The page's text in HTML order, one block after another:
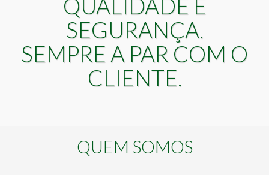
QUALIDADE E
SEGURANÇA.
SEMPRE A PAR COM O
CLIENTE.
QUEM SOMOS